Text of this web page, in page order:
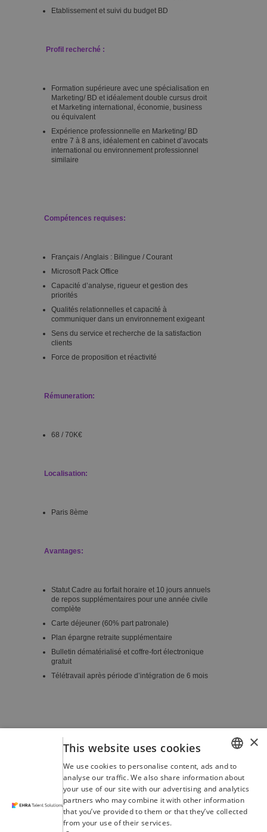
Etablissement et suivi du budget BD
Profil recherché :
Formation supérieure avec une spécialisation en
Marketing/ BD et idéalement double cursus droit
et Marketing international, économie, business
ou équivalent
Expérience professionnelle en Marketing/ BD
entre 7 à 8 ans, idéalement en cabinet d’avocats
international ou environnement professionnel
similaire
Compétences requises:
Français / Anglais : Bilingue / Courant
Microsoft Pack Office
Capacité d’analyse, rigueur et gestion des
priorités
Qualités relationnelles et capacité à
communiquer dans un environnement exigeant
Sens du service et recherche de la satisfaction
clients
Force de proposition et réactivité
Rémuneration:
68 / 70K€
Localisation:
Paris 8ème
Avantages:
Statut Cadre au forfait horaire et 10 jours annuels
de repos supplémentaires pour une année civile
complète
Carte déjeuner (60% part patronale)
Plan épargne retraite supplémentaire
Bulletin dématérialisé et coffre-fort électronique
gratuit
Télétravail après période d’intégration de 6 mois
Envoyer la candidature
ENGLISH
LATVIAN
DANISH
×
This website uses cookies
We use cookies to personalise content, ads and to
analyse our traffic. We also share information about
your use of our site with our advertising and analytics
partners who may combine it with other information
that you’ve provided to them or that they’ve collected
from your use of their services.